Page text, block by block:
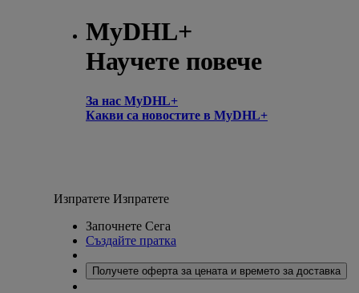
MyDHL+
Научете повече
За нас MyDHL+
Какви са новостите в MyDHL+
Изпратете Изпратете
Започнете Сега
Създайте пратка
Получете оферта за цената и времето за доставка